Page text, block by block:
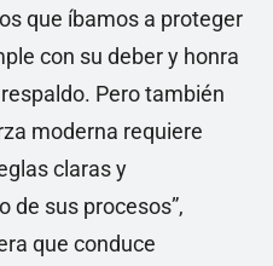
que íbamos a proteger
con su deber y honra
Pero también
moderna requiere
claras y
de sus procesos”,
que conduce